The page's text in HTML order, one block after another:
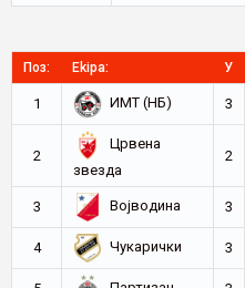
Поз: Ekipa: У
1 ИМТ (НБ) 3
2
Црвена
звезда
2
3 Војводина 3
4 Чукарички 3